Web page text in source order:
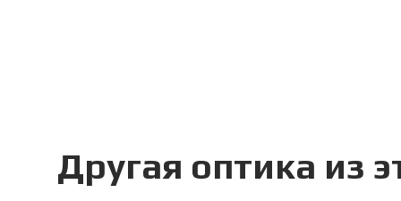
Другая оптика из